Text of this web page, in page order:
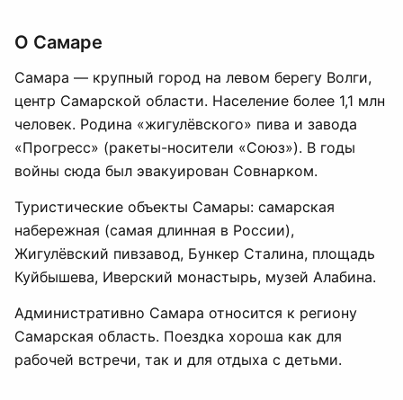
О Самаре
Самара — крупный город на левом берегу Волги,
центр Самарской области. Население более 1,1 млн
человек. Родина «жигулёвского» пива и завода
«Прогресс» (ракеты-носители «Союз»). В годы
войны сюда был эвакуирован Совнарком.
Туристические объекты Самары: самарская
набережная (самая длинная в России),
Жигулёвский пивзавод, Бункер Сталина, площадь
Куйбышева, Иверский монастырь, музей Алабина.
Административно Самара относится к региону
Самарская область. Поездка хороша как для
рабочей встречи, так и для отдыха с детьми.